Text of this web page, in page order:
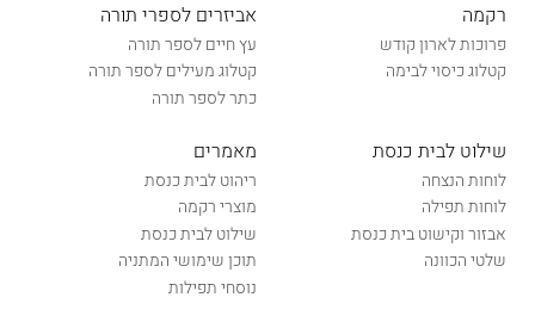
רקמה
פרוכות לארון קודש
קטלוג כיסוי לבימה
אביזרים לספרי תורה
עץ חיים לספר תורה
קטלוג מעילים לספר תורה
כתר לספר תורה
שילוט לבית כנסת
לוחות הנצחה
לוחות תפילה
אבזור וקישוט בית כנסת
שלטי הכוונה
מאמרים
ריהוט לבית כנסת
מוצרי רקמה
שילוט לבית כנסת
תוכן שימושי המתניה
נוסחי תפילות